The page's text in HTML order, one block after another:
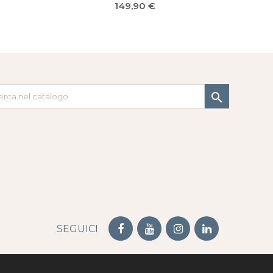
Prezzo
149,90 €

SEGUICI